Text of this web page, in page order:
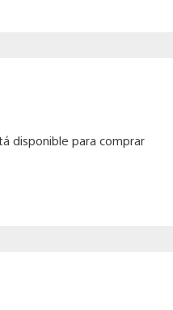
disponible para comprar